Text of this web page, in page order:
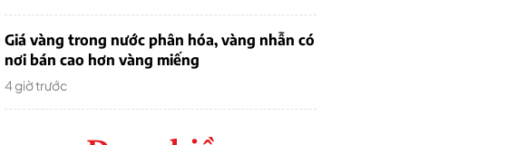
Giá vàng trong nước phân hóa, vàng nhẫn có
nơi bán cao hơn vàng miếng
4 giờ trước